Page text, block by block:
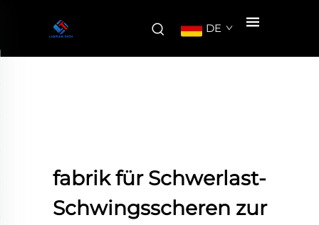
DE
fabrik für Schwerlast-
Schwingsscheren zur